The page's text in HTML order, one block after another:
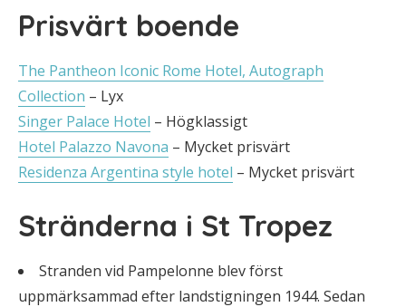
Prisvärt boende
The Pantheon Iconic Rome Hotel, Autograph
Collection – Lyx
Singer Palace Hotel – Högklassigt
Hotel Palazzo Navona – Mycket prisvärt
Residenza Argentina style hotel – Mycket prisvärt
Stränderna i St Tropez
Stranden vid Pampelonne blev först
uppmärksammad efter landstigningen 1944. Sedan